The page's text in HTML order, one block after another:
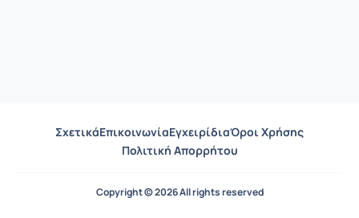
ΣχετικάΕπικοινωνίαΕγχειρίδιαΌροι Χρήσης
Πολιτική Απορρήτου
Copyright © 2026 All rights reserved